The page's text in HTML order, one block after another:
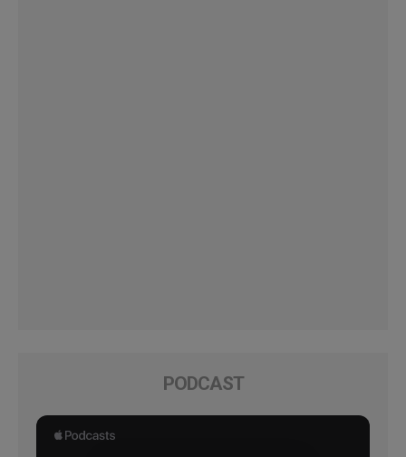
PODCAST